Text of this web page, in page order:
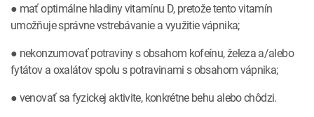
● mať optimálne hladiny vitamínu D, pretože tento vitamín
umožňuje správne vstrebávanie a využitie vápnika;
● nekonzumovať potraviny s obsahom kofeínu, železa a/alebo
fytátov a oxalátov spolu s potravinami s obsahom vápnika;
● venovať sa fyzickej aktivite, konkrétne behu alebo chôdzi.